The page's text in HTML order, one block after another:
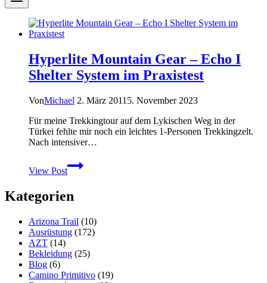
Hyperlite Mountain Gear – Echo I
Shelter System im Praxistest
VonMichael 2. März 2011 5. November 2023
Für meine Trekkingtour auf dem Lykischen Weg in der
Türkei fehlte mir noch ein leichtes 1-Personen Trekkingzelt.
Nach intensiver…
View Post
Hyperlite
Mountain
–
Shelter
System
Praxistest
Kategorien
Arizona Trail (10)
Ausrüstung (172)
AZT (14)
Bekleidung (25)
Blog (6)
Camino Primitivo (19)